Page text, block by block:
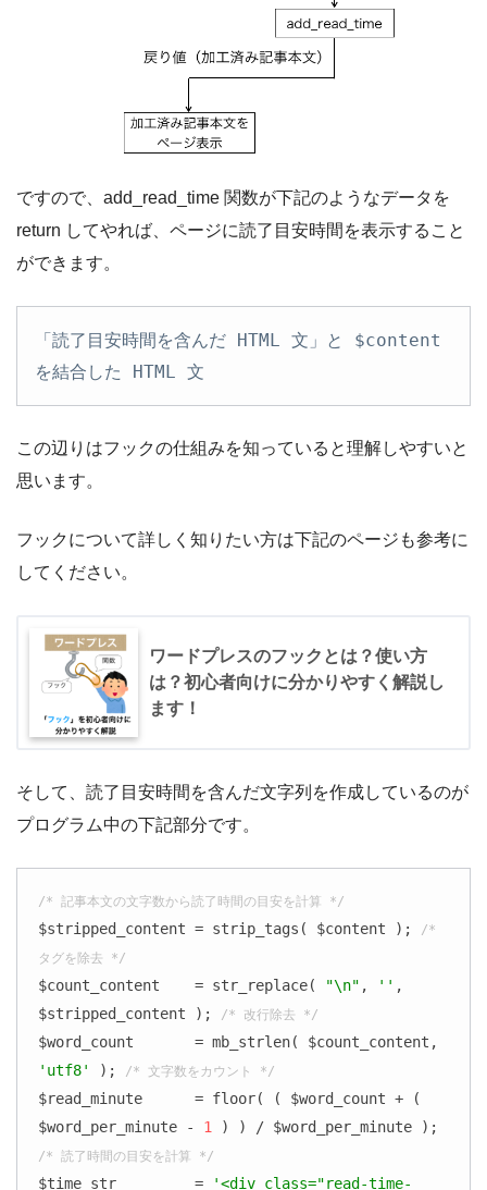
ですので、add_read_time 関数が下記のようなデータを
return してやれば、ページに読了目安時間を表示すること
ができます。
「読了目安時間を含んだ HTML 文」と $content
を結合した HTML 文
この辺りはフックの仕組みを知っていると理解しやすいと
思います。
フックについて詳しく知りたい方は下記のページも参考に
してください。
ワードプレスのフックとは？使い方
は？初心者向けに分かりやすく解説し
ます！
そして、読了目安時間を含んだ文字列を作成しているのが
プログラム中の下記部分です。
/* 記事本文の文字数から読了時間の目安を計算 */
$stripped_content = strip_tags( $content );
/*
タグを除去 */
$count_content    = str_replace( "\n" , '' ,
$stripped_content );
/* 改行除去 */
'utf8'
); /* 文字数をカウント */
$read_minute      = floor( ( $word_count + (
$word_per_minute - 1
/* 読了時間の目安を計算 */
$time_str         = '<div class="read-time-